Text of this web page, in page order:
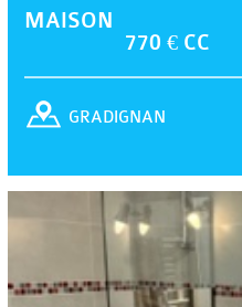
MAISON
770 € CC
GRADIGNAN